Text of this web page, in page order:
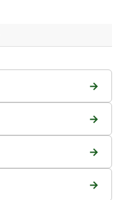
→
→
→
→